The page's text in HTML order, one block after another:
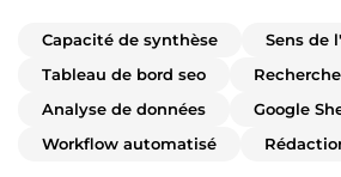
Capacité de synthèse
Sens de
Tableau de bord seo
Analyse de données
Google
Workflow automatisé